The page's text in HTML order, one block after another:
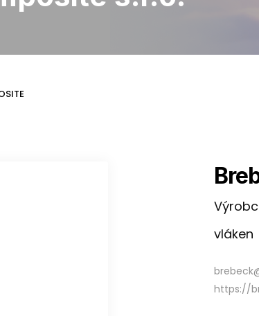
vláken
https://